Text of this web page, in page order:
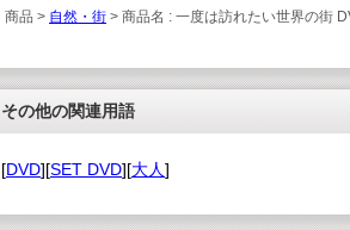
商品 > 自然・街 > 商品名 : 一度は訪れたい世界の街
その他の関連用語
[DVD][SET DVD][大人]